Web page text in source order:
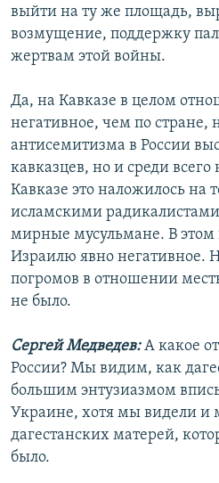
выйти на ту же площадь,
возмущение, поддержку
жертвам этой войны.
Да, на Кавказе в целом
негативное, чем по стране,
антисемитизма в России
кавказцев, но и среди
Кавказе это наложилось на
исламскими
мирные мусульмане. В
Израилю явно негативное.
погромов в отношении
не было.
Сергей Медведев:А какое
России? Мы видим, как
большим энтузиазмом
Украине, хотя мы видели и
дагестанских матерей,
было.